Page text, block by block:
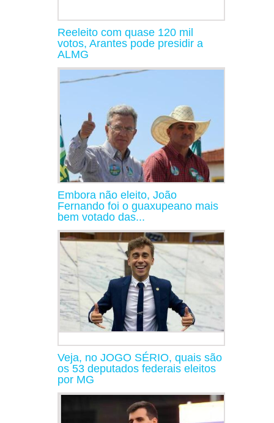
Reeleito com quase 120 mil
votos, Arantes pode presidir a
ALMG
Embora não eleito, João
Fernando foi o guaxupeano mais
bem votado das...
Veja, no JOGO SÉRIO, quais são
os 53 deputados federais eleitos
por MG